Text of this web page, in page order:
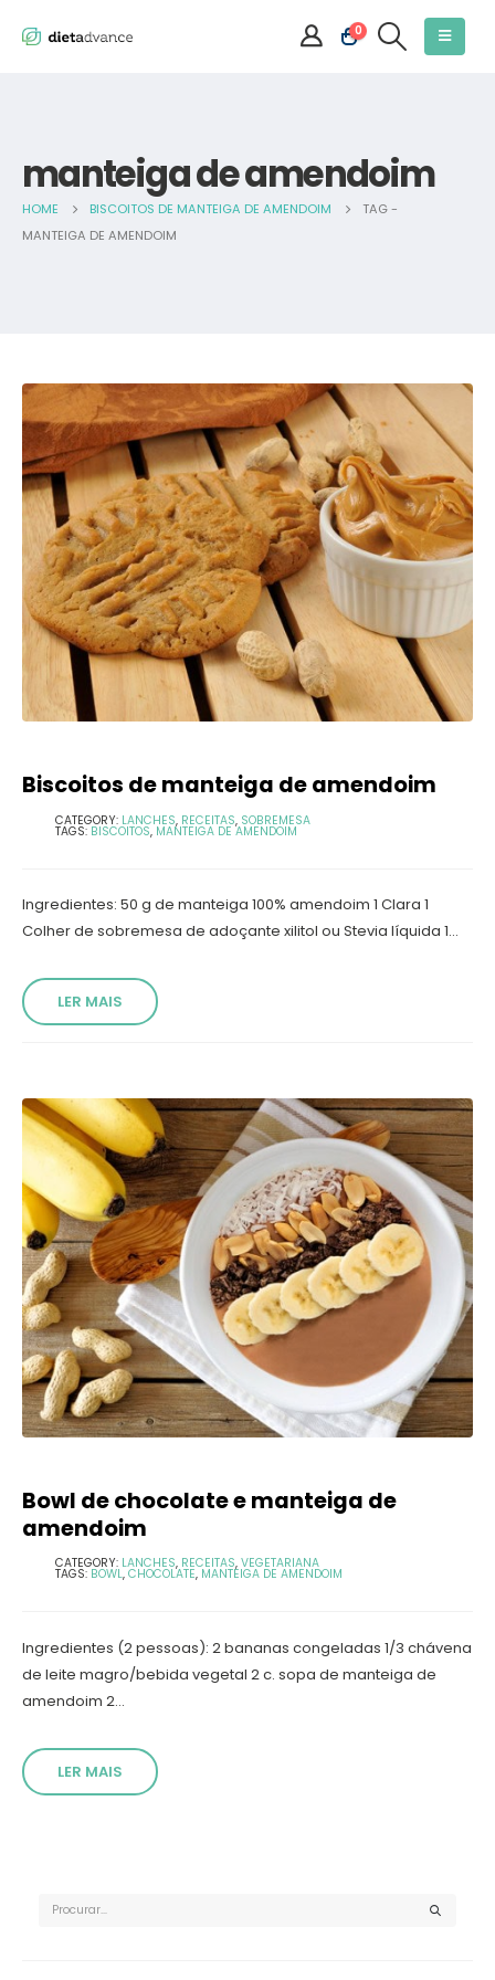
0
manteiga de amendoim
HOME BISCOITOS DE MANTEIGA DE AMENDOIM
TAG -
MANTEIGA DE AMENDOIM
Biscoitos de manteiga de amendoim
CATEGORY: LANCHES, RECEITAS, SOBREMESA
TAGS: BISCOITOS, MANTEIGA DE AMENDOIM
Ingredientes: 50 g de manteiga 100% amendoim 1 Clara 1
Colher de sobremesa de adoçante xilitol ou Stevia líquida 1...
LER MAIS
Bowl de chocolate e manteiga de
amendoim
CATEGORY: LANCHES, RECEITAS, VEGETARIANA
TAGS: BOWL, CHOCOLATE, MANTEIGA DE AMENDOIM
Ingredientes (2 pessoas): 2 bananas congeladas 1/3 chávena
de leite magro/bebida vegetal 2 c. sopa de manteiga de
amendoim 2...
LER MAIS